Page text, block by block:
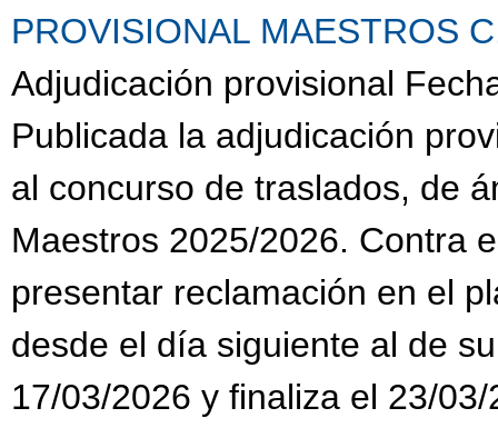
PROVISIONAL MAESTROS
Adjudicación provisional
Publicada la adjudicación
al concurso de traslados, de
Maestros 2025/2026. Contra
presentar reclamación en el
desde el día siguiente al de
17/03/2026 y finaliza el 23/